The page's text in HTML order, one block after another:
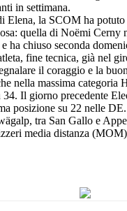
in settimana.
Elena, la SCOM ha potuto
quella di Noëmi
ha chiuso seconda
fine tecnica, già nel
il coraggio e la
nella massima categoria
34. Il giorno precedente
posizione su 22 nelle
tra San Gallo e
media distanza